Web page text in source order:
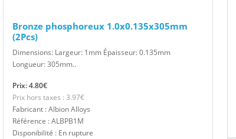
Bronze phosphoreux 1.0x0.135x305mm
(2Pcs)
Dimensions: Largeur: 1mm Épaisseur: 0.135mm
Longueur: 305mm..
Prix: 4.80€
Prix hors taxes : 3.97€
Fabricant : Albion Alloys
Référence : ALBPB1M
Disponibilité : En rupture